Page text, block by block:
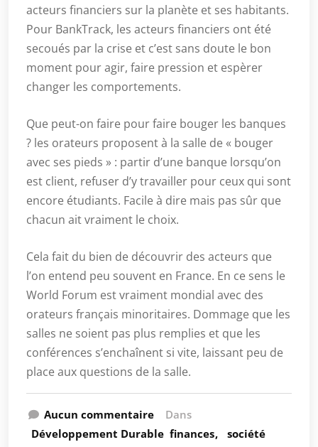
acteurs financiers sur la planète et ses habitants.
Pour BankTrack, les acteurs financiers ont été
secoués par la crise et c’est sans doute le bon
moment pour agir, faire pression et espèrer
changer les comportements.
Que peut-on faire pour faire bouger les banques
? les orateurs proposent à la salle de « bouger
avec ses pieds » : partir d’une banque lorsqu’on
est client, refuser d’y travailler pour ceux qui sont
encore étudiants. Facile à dire mais pas sûr que
chacun ait vraiment le choix.
Cela fait du bien de découvrir des acteurs que
l’on entend peu souvent en France. En ce sens le
World Forum est vraiment mondial avec des
orateurs français minoritaires. Dommage que les
salles ne soient pas plus remplies et que les
conférences s’enchaînent si vite, laissant peu de
place aux questions de la salle.
Aucun commentaire
Dans
Développement Durable finances société